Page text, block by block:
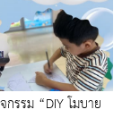
รรม “DIY โมบาย